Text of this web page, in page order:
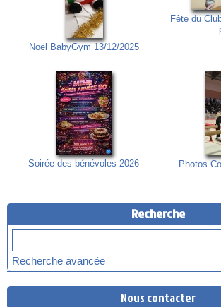
Noël BabyGym 13/12/2025
Fête du
Soirée des bénévoles 2026 Photos
Recherche
Recherche avancée
Nous contacter